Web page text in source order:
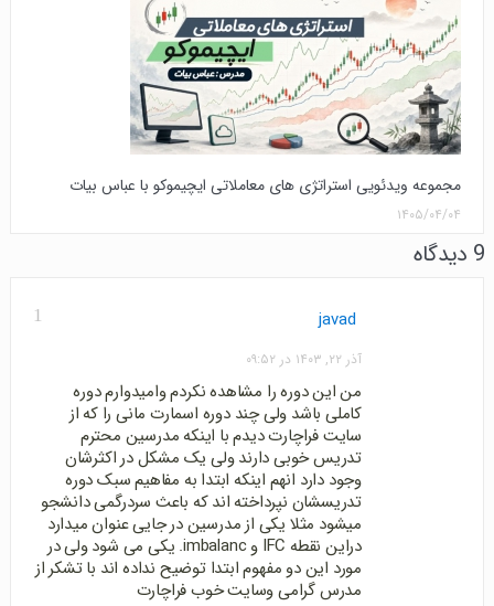
مجموعه ویدئویی استراتژی های معاملاتی ایچیموکو با عباس بیات
۱۴۰۵/۰۴/۰۴
9 دیدگاه
1 javad
آذر ۲۲, ۱۴۰۳ در ۰۹:۵۲
من این دوره را مشاهده نکردم وامیدوارم دوره
کاملی باشد ولی چند دوره اسمارت مانی را که از
سایت فراچارت دیدم با اینکه مدرسین محترم
تدریس خوبی دارند ولی یک مشکل در اکثرشان
وجود دارد انهم اینکه ابتدا به مفاهیم سبک دوره
تدریسشان نپرداخته اند که باعث سردرگمی دانشجو
میشود مثلا یکی از مدرسین در جایی عنوان میدارد
دراین نقطه IFC و imbalanc. یکی می شود ولی در
مورد این دو مفهوم ابتدا توضیح نداده اند با تشکر از
مدرس گرامی وسایت خوب فراچارت